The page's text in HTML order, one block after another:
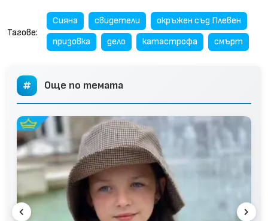
Тагове:
Сияна свидетели
окръжен съд Плевен
призовка
дело катастрофа смърт
Още по темата